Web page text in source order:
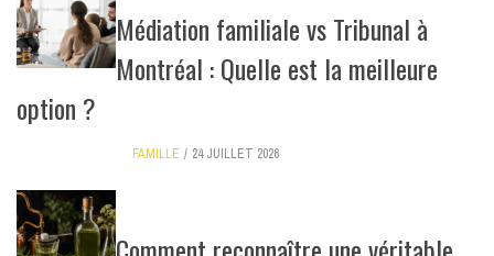
Médiation familiale vs Tribunal à
Montréal : Quelle est la meilleure
option ?
FAMILLE 24 JUILLET 2026